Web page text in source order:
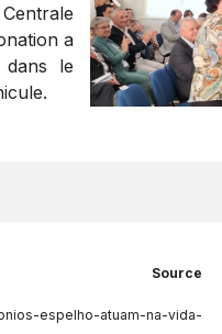
a
dans le
Source
espelho-atuam-na-vida-